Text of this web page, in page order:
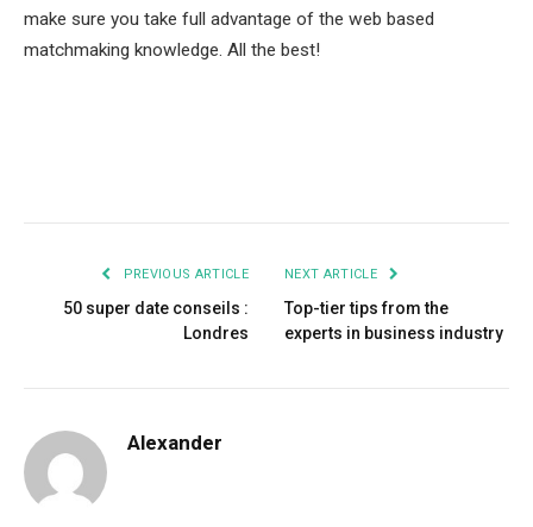
make sure you take full advantage of the web based
matchmaking knowledge. All the best!
PREVIOUS ARTICLE
50 super date conseils :
Londres
NEXT ARTICLE
Top-tier tips from the
experts in business industry
Alexander